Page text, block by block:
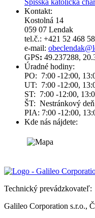
Spišská katolícka
Kontakt:
Kostolná 14
059 07 Lendak
tel.č.: +421 52 468
e-mail:
GPS: 49.237288,
Úradné hodiny:
PO: 7:00 -12:00,
UT: 7:00 -12:00,
ST: 7:00 -12:00,
ŠT: Nestránkový deň
PIA: 7:00 -12:00,
Kde nás nájdete:
Technický prevádzkovateľ:
Galileo Corporation s.r.o.,